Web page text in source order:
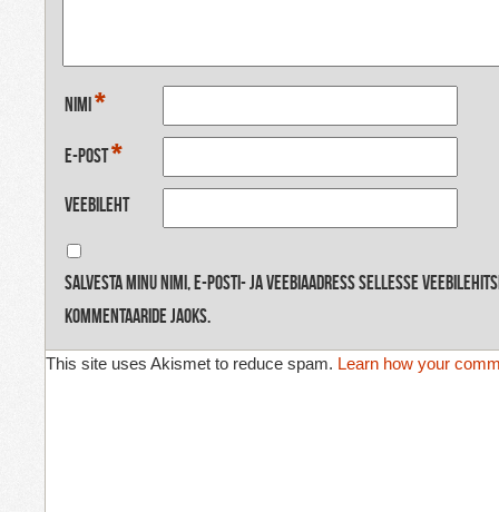
Nimi*
E-post*
Veebileht
Salvesta minu nimi, e-posti- ja veebiaadress sellesse
kommentaaride jaoks.
This site uses Akismet to reduce spam. Learn how your